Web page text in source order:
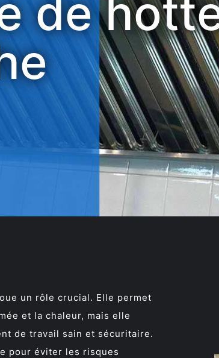
de
un rôle crucial. Elle permet
et la chaleur, mais elle
de travail sain et sécuritaire.
pour éviter les risques